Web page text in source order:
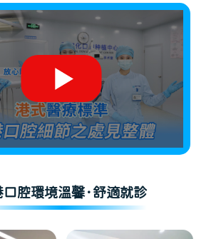
口腔環境溫馨·舒適就診